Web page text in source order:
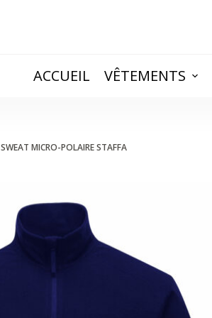
ACCUEIL VÊTEMENTS
SWEAT MICRO-POLAIRE STAFFA